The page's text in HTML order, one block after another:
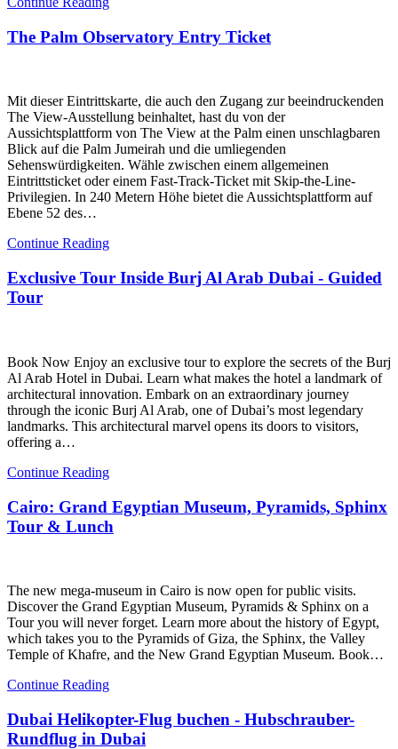
The Palm Observatory Entry Ticket
Mit dieser Eintrittskarte, die auch den Zugang zur beeindruckenden
The View-Ausstellung beinhaltet, hast du von der
Aussichtsplattform von The View at the Palm einen unschlagbaren
Blick auf die Palm Jumeirah und die umliegenden
Sehenswürdigkeiten. Wähle zwischen einem allgemeinen
Eintrittsticket oder einem Fast-Track-Ticket mit Skip-the-Line-
Privilegien. In 240 Metern Höhe bietet die Aussichtsplattform auf
Ebene 52 des…
Continue Reading
Exclusive Tour Inside Burj Al Arab Dubai - Guided
Tour
Book Now Enjoy an exclusive tour to explore the secrets of the Burj
Al Arab Hotel in Dubai. Learn what makes the hotel a landmark of
architectural innovation. Embark on an extraordinary journey
through the iconic Burj Al Arab, one of Dubai’s most legendary
landmarks. This architectural marvel opens its doors to visitors,
offering a…
Continue Reading
Cairo: Grand Egyptian Museum, Pyramids, Sphinx
Tour & Lunch
The new mega-museum in Cairo is now open for public visits.
Discover the Grand Egyptian Museum, Pyramids & Sphinx on a
Tour you will never forget. Learn more about the history of Egypt,
which takes you to the Pyramids of Giza, the Sphinx, the Valley
Temple of Khafre, and the New Grand Egyptian Museum. Book…
Continue Reading
Dubai Helikopter-Flug buchen - Hubschrauber-
Rundflug in Dubai